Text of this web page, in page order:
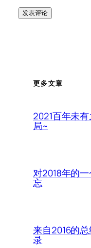
更多文章
2021百年未
局~
对2018年的
忘
来自2016的
录